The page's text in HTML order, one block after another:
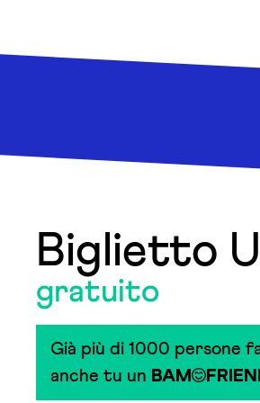
Biglietto
gratuito
Già più di 1000 persone
anche tu un BAM